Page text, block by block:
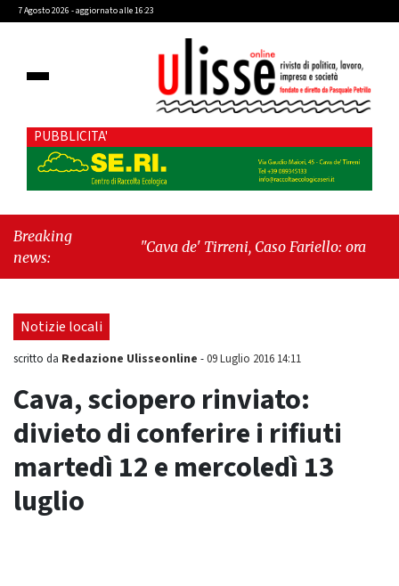
7 Agosto 2026 - aggiornato alle 16:23
PUBBLICITA'
Breaking
news:
"Cava de' Tirreni, Caso Fariello: ora torniamo
esiste"
Notizie locali
scritto da Redazione Ulisseonline -09 Luglio 2016 14:11
Cava, sciopero rinviato:
divieto di conferire i rifiuti
martedì 12 e mercoledì 13
luglio